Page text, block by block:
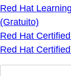
Red Hat
(Gratuito)
Red Hat
Red Hat